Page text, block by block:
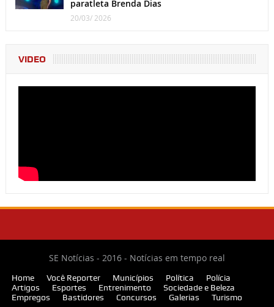
paratleta Brenda Dias
20/03/ 2026
VIDEO
SE Notícias - 2016 - Notícias em tempo real
Home Você Reporter Municípios Política
Polícia
Artigos
Esportes Entrenimento
Sociedade e Beleza
Empregos
Bastidores Concursos Galerias Turismo